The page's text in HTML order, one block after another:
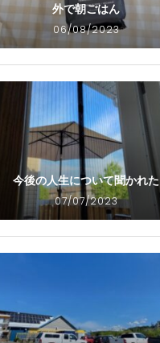
外で朝ごはん
06/08/2023
今後の人生について聞かれた
07/07/2023